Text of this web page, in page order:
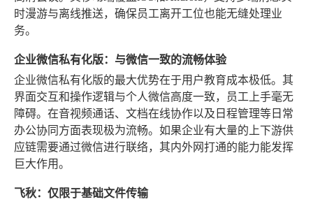
时漫游与离线推送，确保员工离开工位也能无缝处理业
务。
企业微信私有化版：与微信一致的流畅体验
企业微信私有化版的最大优势在于用户教育成本极低。其
界面交互和操作逻辑与个人微信高度一致，员工上手毫无
障碍。在音视频通话、文档在线协作以及日程管理等日常
办公协同方面表现极为流畅。如果企业有大量的上下游供
应链需要通过微信进行联络，其内外网打通的能力能发挥
巨大作用。
飞秋：仅限于基础文件传输